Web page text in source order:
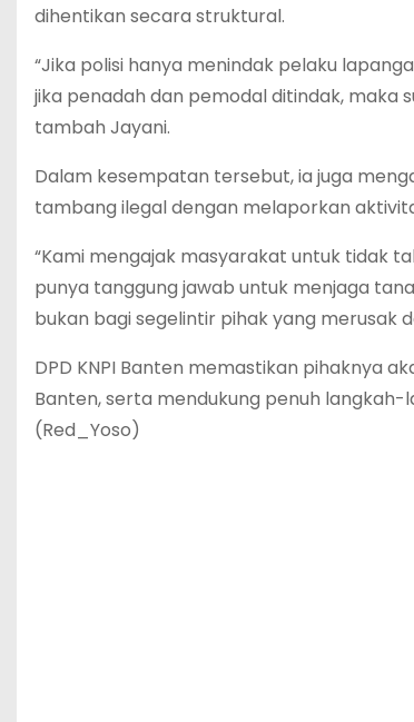
dihentikan secara struktural.
“Jika polisi hanya menindak pelaku
jika penadah dan pemodal ditindak, maka
tambah Jayani.
Dalam kesempatan tersebut, ia juga
tambang ilegal dengan melaporkan
“Kami mengajak masyarakat untuk tidak
punya tanggung jawab untuk menjaga
bukan bagi segelintir pihak yang merusak
DPD KNPI Banten memastikan pihaknya
Banten, serta mendukung penuh
(Red_Yoso)